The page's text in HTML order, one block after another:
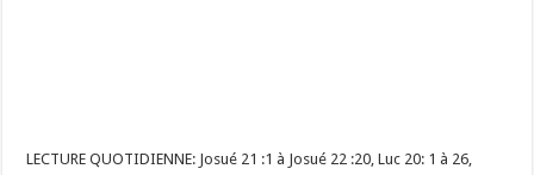
LECTURE QUOTIDIENNE: Josué 21 :1 à Josué 22 :20, Luc 20: 1 à 26,